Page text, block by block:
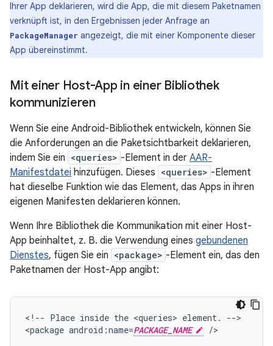
Ihrer App deklarieren, wird die App, die mit diesem Paketnamen
verknüpft ist, in den Ergebnissen jeder Anfrage an
PackageManager angezeigt, die mit einer Komponente dieser
App übereinstimmt.
Mit einer Host-App in einer Bibliothek
kommunizieren
Wenn Sie eine Android-Bibliothek entwickeln, können Sie
die Anforderungen an die Paketsichtbarkeit deklarieren,
indem Sie ein <queries> -Element in der AAR-
Manifestdatei hinzufügen. Dieses <queries> -Element
hat dieselbe Funktion wie das Element, das Apps in ihren
eigenen Manifesten deklarieren können.
Wenn Ihre Bibliothek die Kommunikation mit einer Host-
App beinhaltet, z. B. die Verwendung eines gebundenen
Dienstes, fügen Sie ein <package> -Element ein, das den
Paketnamen der Host-App angibt:
<!-- Place inside the <queries> element.
-->
<package android:name=PACKAGE_NAME />